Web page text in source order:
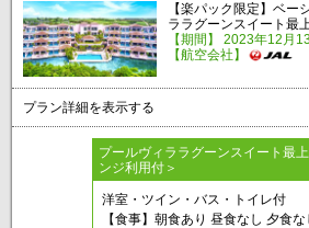
【楽パック限定】ベー
ララグーンスイート最
【期間】 2023年12月
【航空会社】
プラン詳細を表示する
プールヴィララグーンスイート最
ンジ利用付＞
洋室・ツイン・バス・トイレ付
【食事】朝食あり 昼食なし 夕食な